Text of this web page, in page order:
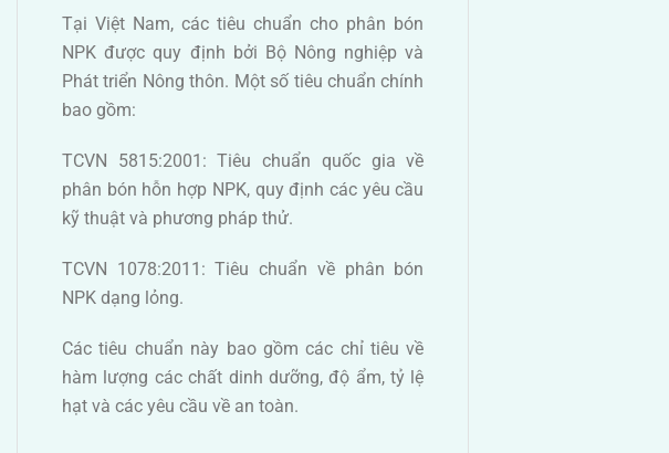
Tại Việt Nam, các tiêu chuẩn cho phân bón
NPK được quy định bởi Bộ Nông nghiệp và
Phát triển Nông thôn. Một số tiêu chuẩn chính
bao gồm:
TCVN 5815:2001: Tiêu chuẩn quốc gia về
phân bón hỗn hợp NPK, quy định các yêu cầu
kỹ thuật và phương pháp thử.
TCVN 1078:2011: Tiêu chuẩn về phân bón
NPK dạng lỏng.
Các tiêu chuẩn này bao gồm các chỉ tiêu về
hàm lượng các chất dinh dưỡng, độ ẩm, tỷ lệ
hạt và các yêu cầu về an toàn.